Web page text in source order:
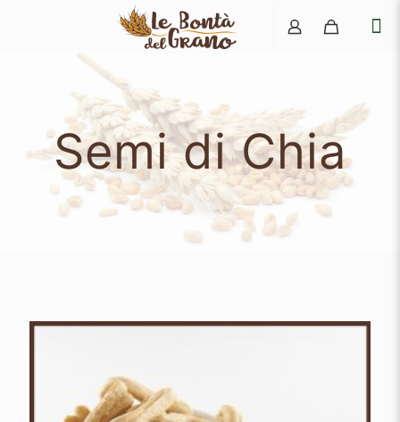
Semi di Chia